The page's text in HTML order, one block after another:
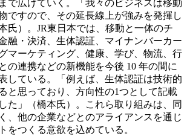
で広げていく。「我々のビジネスは移動
ですので、その延長線上が強みを発揮し
氏）。JR東日本では、移動と一体のチ
融・決済、生体認証、マイナンバーカー
マーケティング、健康、学び、物流、行
の連携などの新機能を今後 10 年の間に
している。「例えば、生体認証は技術的
と思っており、方向性の1つとして記載
た」（橋本氏）。これら取り組みは、同
、他の企業などとのアライアンスを通じ
をつくる意欲を込めている。